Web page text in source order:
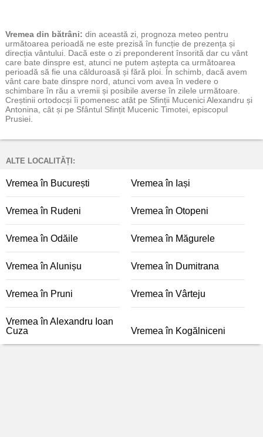
Vremea din bătrâni: din această zi, prognoza meteo pentru
următoarea perioadă ne este prezisă în funcție de prezența și
direcția vântului. Dacă este o zi preponderent însorită dar cu vânt
care bate dinspre est, atunci ne putem aștepta ca următoarea
perioadă să fie una călduroasă și fără ploi. În schimb, dacă avem
vânt care bate dinspre nord, atunci vom avea în vedere o
schimbare în rău a vremii și posibile averse în zilele următoare.
Creștinii ortodocși îi pomenesc atât pe Sfinții Mucenici Alexandru și
Antonina, cât și pe Sfântul Sfințit Mucenic Timotei, episcopul
Prusiei.
ALTE LOCALITĂȚI:
Vremea în București Vremea în Iași
Vremea în Rudeni Vremea în Otopeni
Vremea în Odăile Vremea în Măgurele
Vremea în Alunișu Vremea în Dumitrana
Vremea în Pruni Vremea în Vârteju
Vremea în Alexandru Ioan
Cuza
Vremea în Kogălniceni